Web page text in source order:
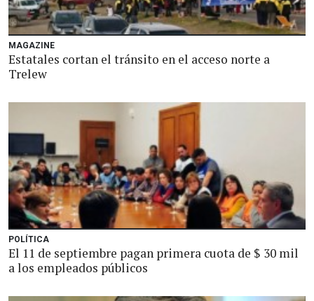
MAGAZINE
Estatales cortan el tránsito en el acceso norte a
Trelew
POLÍTICA
El 11 de septiembre pagan primera cuota de $ 30 mil
a los empleados públicos